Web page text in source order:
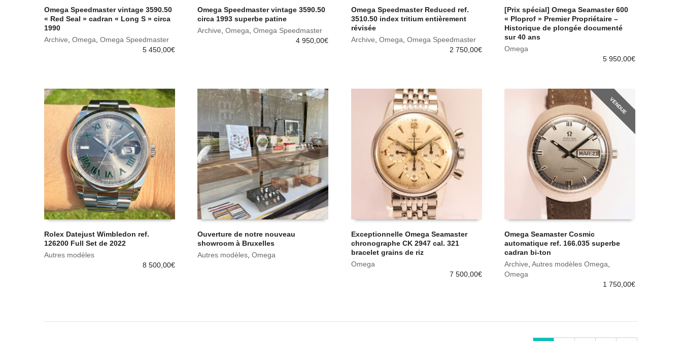
Omega Speedmaster vintage 3590.50
« Red Seal » cadran « Long S » circa
1990
Archive, Omega, Omega Speedmaster
5 450,00€
Omega Speedmaster vintage 3590.50
circa 1993 superbe patine
Archive,Omega,Omega Speedmaster
4 950,00€
Omega Speedmaster Reduced ref.
3510.50 index tritium entièrement
révisée
Archive, Omega, Omega Speedmaster
2 750,00€
[Prix spécial] Omega Seamaster 600
« Ploprof » Premier Propriétaire –
Historique de plongée documenté
sur 40 ans
Omega
5 950,00€
Rolex Datejust Wimbledon ref.
126200 Full Set de 2022
Autres modèles
8 500,00€
Ouverture de notre nouveau
showroom à Bruxelles
Autres modèles,Omega
Exceptionnelle Omega Seamaster
chronographe CK 2947 cal. 321
bracelet grains de riz
Omega
7 500,00€
VENDUE
Omega Seamaster Cosmic
automatique ref. 166.035 superbe
cadran bi-ton
Archive,Autres modèles Omega,
Omega
1 750,00€